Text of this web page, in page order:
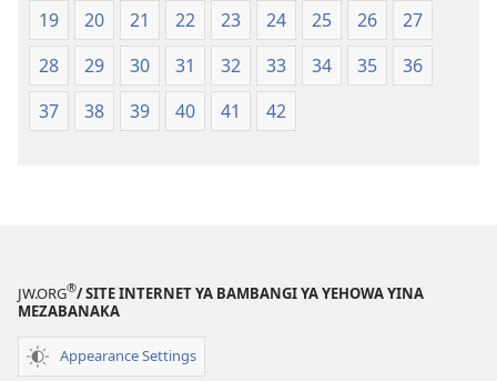
Mpa
(Kubasika
ya
Mpa
(Kubasika
ya
19
20 21 22 23 24 25 26
27
28
29 30 31 32 33 34 35
36
37
38 39 40 41 42
JW.ORG®/ SITE INTERNET YA BAMBANGI YA YEHOWA YINA
MEZABANAKA
Appearance Settings